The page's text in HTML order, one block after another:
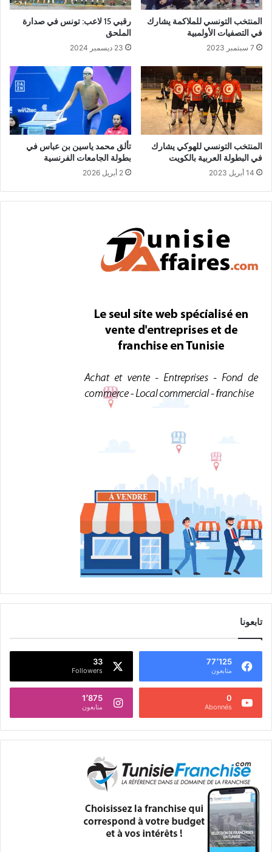
المنتخب التونسي للملاكمة يشارك
في التصفيات الأولمبية
7 سبتمبر 2023
رقبي 15 لاعب: تونس في صدارة
الملحق
23 ديسمبر 2024
المنتخب التونسي للهوكي يشارك
في البطولة العربية بالكويت
14 أبريل 2023
تألق محمد ياسين بن عباس في
بطولة الجامعات الفرنسية
2 أبريل 2026
تابعونا
77٬125
متابعون
33
Followers
0
Abonnés
1٬875
متابعون